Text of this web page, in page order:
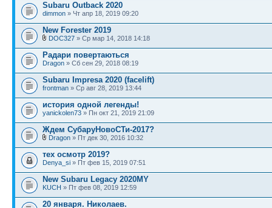
Subaru Outback 2020
dimmon » Чт апр 18, 2019 09:20
New Forester 2019
DOC327 » Ср мар 14, 2018 14:18
Радари повертаються
Dragon » Сб сен 29, 2018 08:19
Subaru Impresa 2020 (facelift)
frontman » Ср авг 28, 2019 13:44
история одной легенды!
yanickolen73 » Пн окт 21, 2019 21:09
Ждем СубаруНовоСТи-2017?
Dragon » Пт дек 30, 2016 10:32
тех осмотр 2019?
Denya_si » Пт фев 15, 2019 07:51
New Subaru Legacy 2020MY
KUCH » Пт фев 08, 2019 12:59
20 января. Николаев.